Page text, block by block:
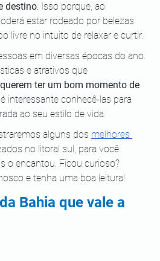
destino. Isso porque, ao
estar rodeado por belezas
livre no intuito de relaxar e curtir.
em diversas épocas do ano.
e atrativos que
ter um bom momento de
interessante conhecê-las para
ao seu estilo de vida.
alguns dos melhores
no litoral sul, para você
o encantou. Ficou curioso?
e tenha uma boa leitura!
Bahia que vale a